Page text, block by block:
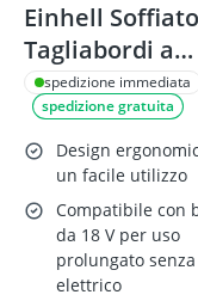
Einhell
Tagliabordi a
Batteria 18V
spedizione immediata
spedizione gratuita
Design
un facile utilizzo
Compatibile con
da 18 V per uso
prolungato
elettrico